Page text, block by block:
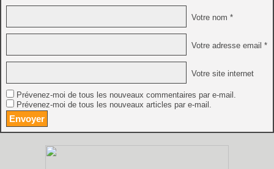
Votre nom *
Votre adresse email *
Votre site internet
Prévenez-moi de tous les nouveaux commentaires par e-mail.
Prévenez-moi de tous les nouveaux articles par e-mail.